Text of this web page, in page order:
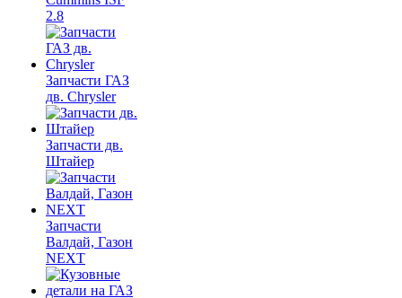
2.8
Запчасти ГАЗ
дв. Chrysler
Запчасти дв.
Штайер
Запчасти
Валдай, Газон
NEXT